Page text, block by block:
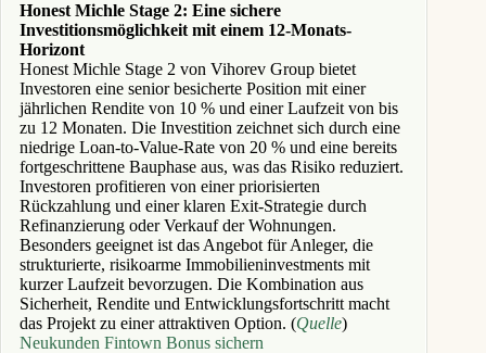
Honest Michle Stage 2: Eine sichere
Investitionsmöglichkeit mit einem 12-Monats-
Horizont
Honest Michle Stage 2 von Vihorev Group bietet
Investoren eine senior besicherte Position mit einer
jährlichen Rendite von 10 % und einer Laufzeit von bis
zu 12 Monaten. Die Investition zeichnet sich durch eine
niedrige Loan-to-Value-Rate von 20 % und eine bereits
fortgeschrittene Bauphase aus, was das Risiko reduziert.
Investoren profitieren von einer priorisierten
Rückzahlung und einer klaren Exit-Strategie durch
Refinanzierung oder Verkauf der Wohnungen.
Besonders geeignet ist das Angebot für Anleger, die
strukturierte, risikoarme Immobilieninvestments mit
kurzer Laufzeit bevorzugen. Die Kombination aus
Sicherheit, Rendite und Entwicklungsfortschritt macht
das Projekt zu einer attraktiven Option. (Quelle)
Neukunden Fintown Bonus sichern